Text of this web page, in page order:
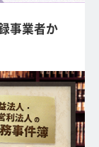
事業者か